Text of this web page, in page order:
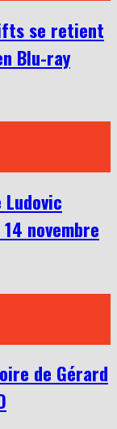
se retient
Blu-ray
Ludovic
novembre
de Gérard